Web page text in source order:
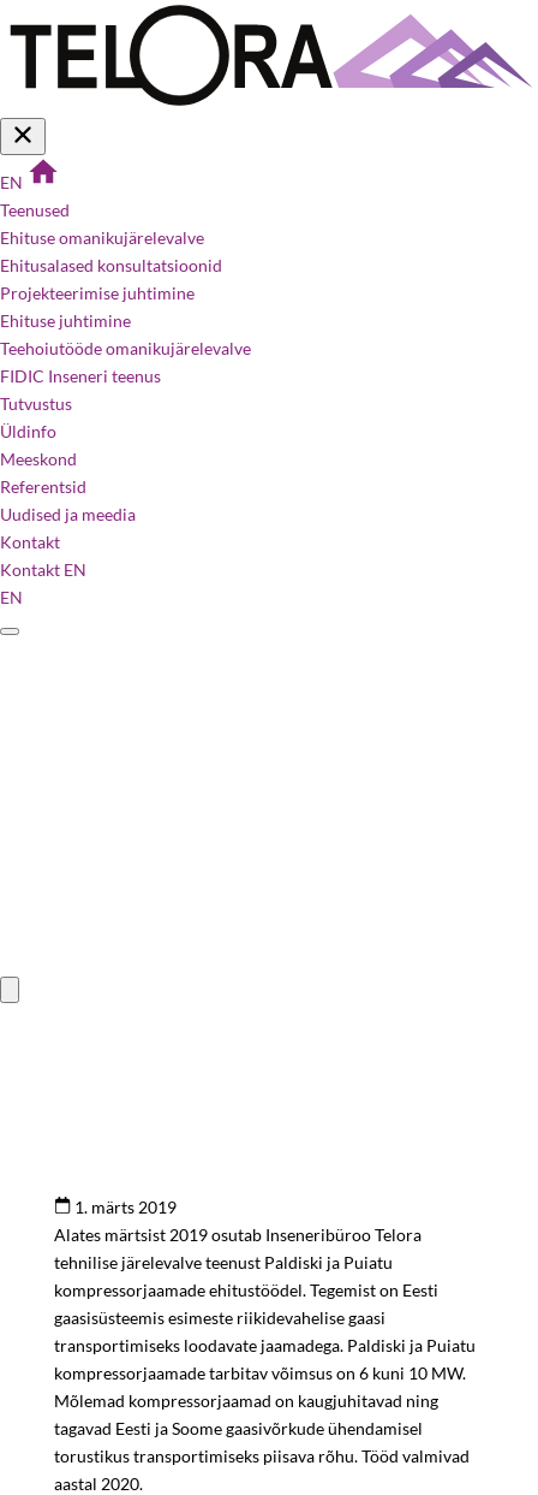
EN
Teenused
Ehituse omanikujärelevalve
Ehitusalased konsultatsioonid
Projekteerimise juhtimine
Ehituse juhtimine
Teehoiutööde omanikujärelevalve
FIDIC Inseneri teenus
Tutvustus
Üldinfo
Meeskond
Referentsid
Uudised ja meedia
Kontakt
Kontakt EN
EN
1. märts 2019
Alates märtsist 2019 osutab Inseneribüroo Telora
tehnilise järelevalve teenust Paldiski ja Puiatu
kompressorjaamade ehitustöödel. Tegemist on Eesti
gaasisüsteemis esimeste riikidevahelise gaasi
transportimiseks loodavate jaamadega. Paldiski ja Puiatu
kompressorjaamade tarbitav võimsus on 6 kuni 10 MW.
Mõlemad kompressorjaamad on kaugjuhitavad ning
tagavad Eesti ja Soome gaasivõrkude ühendamisel
torustikus transportimiseks piisava rõhu. Tööd valmivad
aastal 2020.